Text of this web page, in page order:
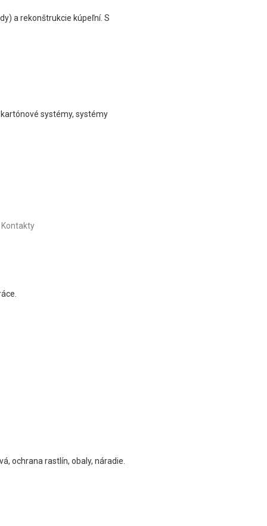
a rekonštrukcie kúpeľní. S
systémy, systémy
Kontakty
ochrana rastlín, obaly, náradie.